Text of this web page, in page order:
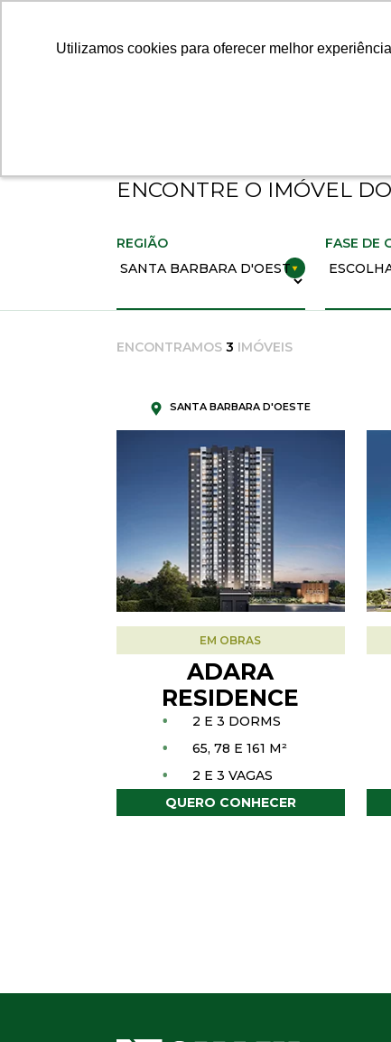
Utilizamos cookies para oferecer melhor
Utilizamos cookies para oferecer melhor
ENCONTRE O IMÓVEL
REGIÃO FASE DE
ENCONTRAMOS 3 IMÓVEIS
SANTA BARBARA D'OESTE
EM OBRAS
ADARA
RESIDENCE
• 2 E 3 DORMS
• 65, 78 E 161 M²
•
2 E 3 VAGAS
QUERO CONHECER